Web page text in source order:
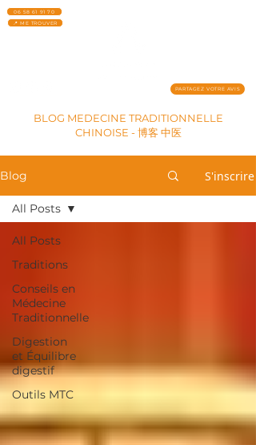
06 58 61 91 70
PARTAGEZ VOTRE AVIS
📍 ME TROUVER
BLOG MEDECINE TRADITIONNELLE
CHINOISE - 博客 中医
Blog S'inscrire
All Posts
Traditions
Conseils en
Médecine
Traditionnelle
Digestion
et Équilibre
digestif
Outils MTC
All Posts